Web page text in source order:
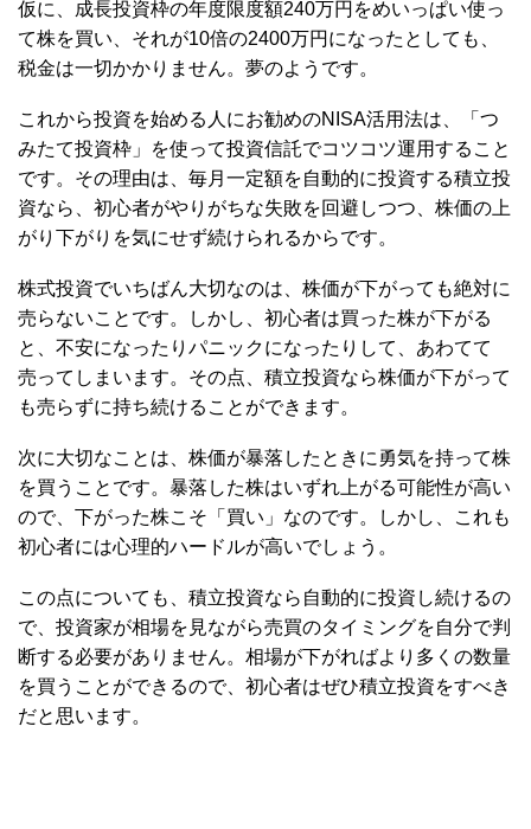
仮に、成長投資枠の年度限度額240万円をめいっぱい使っ
て株を買い、それが10倍の2400万円になったとしても、
税金は一切かかりません。夢のようです。
これから投資を始める人にお勧めのNISA活用法は、「つ
みたて投資枠」を使って投資信託でコツコツ運用すること
です。その理由は、毎月一定額を自動的に投資する積立投
資なら、初心者がやりがちな失敗を回避しつつ、株価の上
がり下がりを気にせず続けられるからです。
株式投資でいちばん大切なのは、株価が下がっても絶対に
売らないことです。しかし、初心者は買った株が下がる
と、不安になったりパニックになったりして、あわてて
売ってしまいます。その点、積立投資なら株価が下がって
も売らずに持ち続けることができます。
次に大切なことは、株価が暴落したときに勇気を持って株
を買うことです。暴落した株はいずれ上がる可能性が高い
ので、下がった株こそ「買い」なのです。しかし、これも
初心者には心理的ハードルが高いでしょう。
この点についても、積立投資なら自動的に投資し続けるの
で、投資家が相場を見ながら売買のタイミングを自分で判
断する必要がありません。相場が下がればより多くの数量
を買うことができるので、初心者はぜひ積立投資をすべき
だと思います。